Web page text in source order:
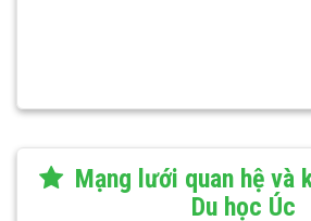
Mạng lưới quan hệ và
Du học Úc